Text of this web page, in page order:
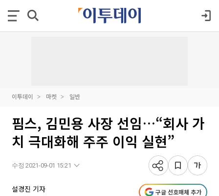
이투데이 마켓 일반
핌스, 김민용 사장 선임…“회사 가
치 극대화해 주주 이익 실현”
수정 2021-09-01 15:21
설경진 기자 구글 선호매체 추가